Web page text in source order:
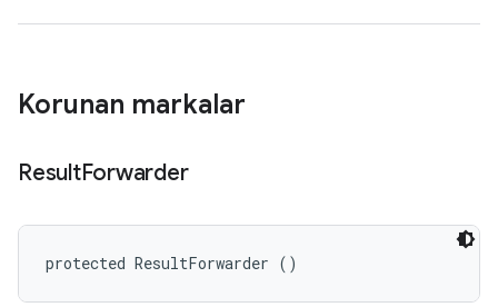
Korunan markalar
ResultForwarder
protected ResultForwarder ()